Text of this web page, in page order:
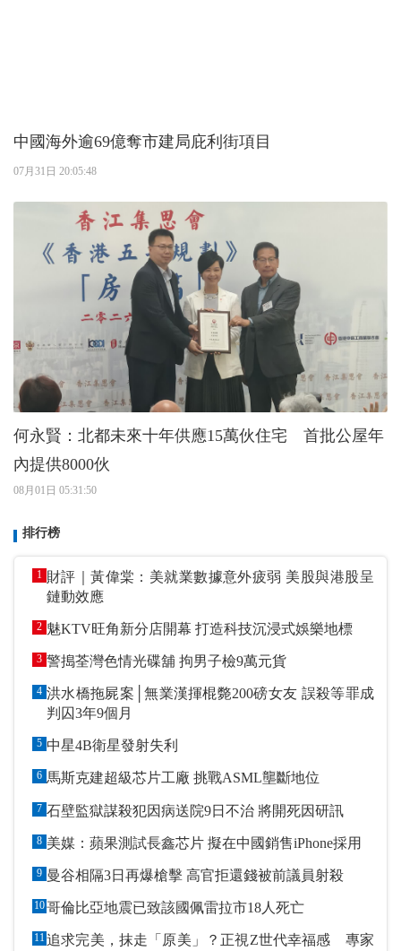
中國海外逾69億奪市建局庇利街項目
07月31日 20:05:48
何永賢：北都未來十年供應15萬伙住宅 首批公屋年
內提供8000伙
08月01日 05:31:50
排行榜
1 財評｜黃偉棠：美就業數據意外疲弱 美股與港股呈
鏈動效應
2 魅KTV旺角新分店開幕 打造科技沉浸式娛樂地標
3 警搗荃灣色情光碟舖 拘男子檢9萬元貨
4 洪水橋拖屍案│無業漢揮棍斃200磅女友 誤殺等罪成
判囚3年9個月
5 中星4B衛星發射失利
6 馬斯克建超級芯片工廠 挑戰ASML壟斷地位
7 石壁監獄謀殺犯因病送院9日不治 將開死因研訊
8 美媒：蘋果測試長鑫芯片 擬在中國銷售iPhone採用
9 曼谷相隔3日再爆槍擊 高官拒還錢被前議員射殺
10哥倫比亞地震已致該國佩雷拉市18人死亡
11追求完美，抹走「原美」？正視Z世代幸福感 專家